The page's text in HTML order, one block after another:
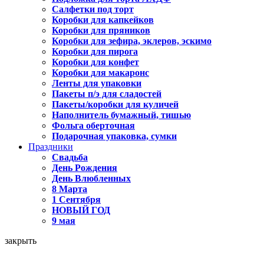
Салфетки под торт
Коробки для капкейков
Коробки для пряников
Коробки для зефира, эклеров, эскимо
Коробки для пирога
Коробки для конфет
Коробки для макаронс
Ленты для упаковки
Пакеты п/э для сладостей
Пакеты/коробки для куличей
Наполнитель бумажный, тишью
Фольга оберточная
Подарочная упаковка, сумки
Праздники
Свадьба
День Рождения
День Влюбленных
8 Марта
1 Сентября
НОВЫЙ ГОД
9 мая
закрыть